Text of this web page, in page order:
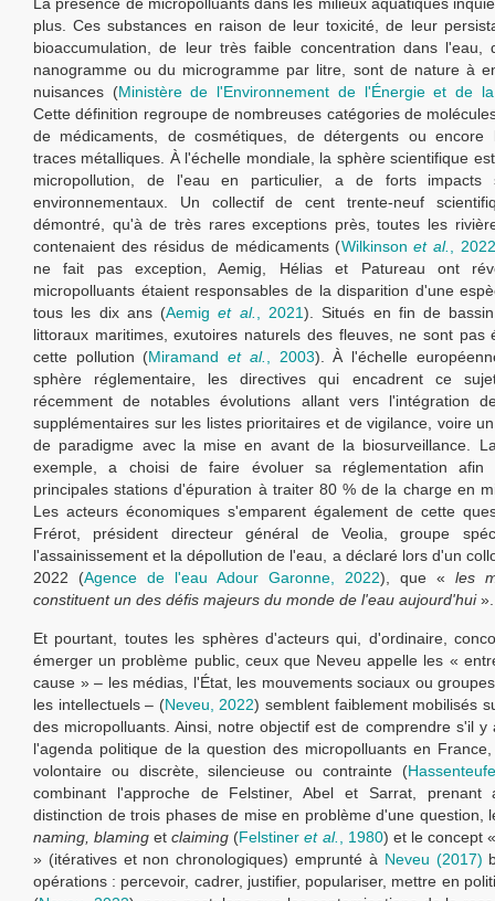
plus. Ces substances en raison de leur toxicité, de leur
bioaccumulation, de leur très faible concentration dans l'eau,
nanogramme ou du microgramme par litre, sont de nature à
nuisances (Ministère de l'Environnement de l'Énergie et de
Cette définition regroupe de nombreuses catégories de
de médicaments, de cosmétiques, de détergents ou encore
traces métalliques. À l'échelle mondiale, la sphère scientifique
micropollution, de l'eau en particulier, a de forts impacts
environnementaux. Un collectif de cent trente-neuf
démontré, qu'à de très rares exceptions près, toutes les
contenaient des résidus de médicaments (Wilkinsonet al.
,
ne fait pas exception, Aemig, Hélias et Patureau ont
micropolluants étaient responsables de la disparition d'une
tous les dix ans (Aemiget al. , 2021). Situés en fin de
littoraux maritimes, exutoires naturels des fleuves, ne sont pas
cette pollution (Miramandet al. , 2003). À l'échelle
sphère réglementaire, les directives qui encadrent ce
récemment de notables évolutions allant vers l'intégration
supplémentaires sur les listes prioritaires et de vigilance, voire
de paradigme avec la mise en avant de la biosurveillance.
exemple, a choisi de faire évoluer sa réglementation afin
principales stations d'épuration à traiter 80 % de la charge en
Les acteurs économiques s'emparent également de cette
Frérot, président directeur général de Veolia, groupe
l'assainissement et la dépollution de l'eau, a déclaré lors d'un
2022 (Agence de l'eau Adour Garonne, 2022), que « les
constituent un des défis majeurs du monde de l'eau aujourd'hui».
Et pourtant, toutes les sphères d'acteurs qui, d'ordinaire,
émerger un problème public, ceux que Neveu appelle les «
cause » – les médias, l'État, les mouvements sociaux ou
les intellectuels – (Neveu, 2022) semblent faiblement mobilisés
des micropolluants. Ainsi, notre objectif est de comprendre s'il y
l'agenda politique de la question des micropolluants en
volontaire ou discrète, silencieuse ou contrainte (
combinant l'approche de Felstiner, Abel et Sarrat, prenant
distinction de trois phases de mise en problème d'une question,
naming, blaming etclaiming (Felstineret al. , 1980) et le concept
» (itératives et non chronologiques) emprunté à Neveu (2017)
opérations : percevoir, cadrer, justifier, populariser, mettre en